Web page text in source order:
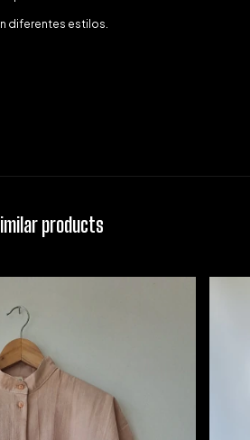
diferentes estilos.
products